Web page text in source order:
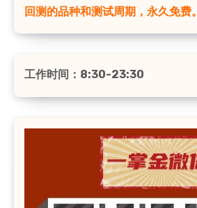
回测的品种和测试周期，永久免费。
工作时间：8:30-23:30